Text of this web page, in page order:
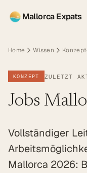
Mallorca Expats
Home Wissen
KONZEPT ZULETZT
Jobs
Vollständiger
Mallorca 2026: